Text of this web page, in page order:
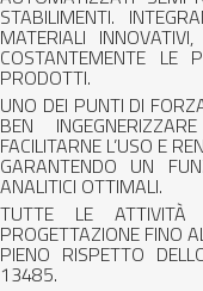
STABILIMENTI.
MATERIALI
COSTANTEMENTE LE
PRODOTTI.
UNO DEI PUNTI DI
BEN
FACILITARNE L’USO E
GARANTENDO UN
ANALITICI OTTIMALI.
TUTTE LE ATTIVITÀ
PROGETTAZIONE FINO
PIENO RISPETTO
13485.